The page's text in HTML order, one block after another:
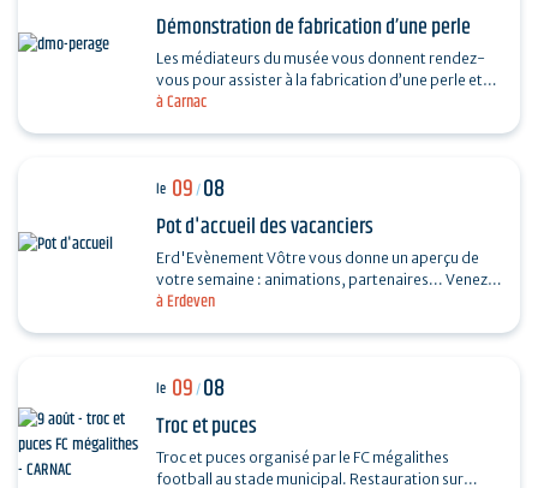
à Carnac
Démonstration de fabrication d’une perle
Les médiateurs du musée vous donnent rendez-
vous pour assister à la fabrication d’une perle et
vous dévoiler les techniques ingénieuses…
à Erdeven
le 09/08
Pot d'accueil des vacanciers
Erd'Evènement Vôtre vous donne un aperçu de
votre semaine : animations, partenaires... Venez
faire le plein de bons plans ! Ils vous feront
le 09/08
Troc et puces
Troc et puces organisé par le FC mégalithes
football au stade municipal. Restauration sur